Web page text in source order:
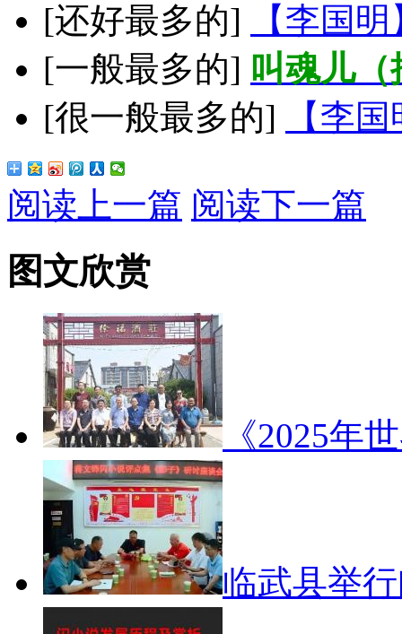
[还好最多的]
【李国
[一般最多的] 叫魂儿
[很一般最多的]
【李
阅读上一篇 阅读下一篇
图文欣赏
《2025年
临武县举